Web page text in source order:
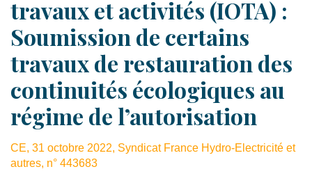
travaux et activités (IOTA) :
Soumission de certains
travaux de restauration des
continuités écologiques au
régime de l’autorisation
CE, 31 octobre 2022, Syndicat France Hydro-Electricité et
autres, n° 443683